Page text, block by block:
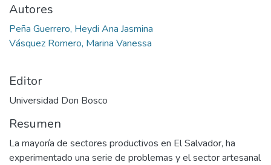
Autores
Peña Guerrero, Heydi Ana Jasmina
Vásquez Romero, Marina Vanessa
Editor
Universidad Don Bosco
Resumen
La mayoría de sectores productivos en El Salvador, ha
experimentado una serie de problemas y el sector artesanal